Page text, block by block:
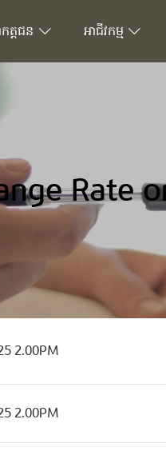
ត្តជន អាជីវកម្ម
2.00PM
2.00PM